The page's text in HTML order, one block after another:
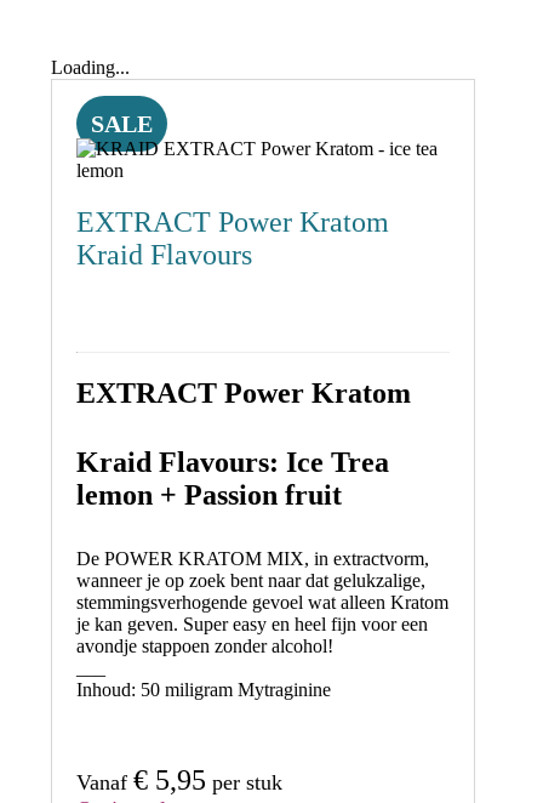
Loading...
SALE
EXTRACT Power Kratom
Kraid Flavours
EXTRACT Power Kratom
Kraid Flavours: Ice Trea
lemon + Passion fruit
De POWER KRATOM MIX, in extractvorm,
wanneer je op zoek bent naardat gelukzalige,
stemmingsverhogende gevoel wat alleen Kratom
je kan geven. Super easy en heel fijn voor een
avondje stappoen zonder alcohol!
Inhoud: 50 miligram Mytraginine
Vanaf € 5,95 per stuk